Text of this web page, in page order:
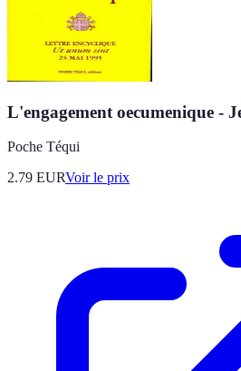
L'engagement oecumenique -
Poche Téqui
2.79 EURVoir le prix